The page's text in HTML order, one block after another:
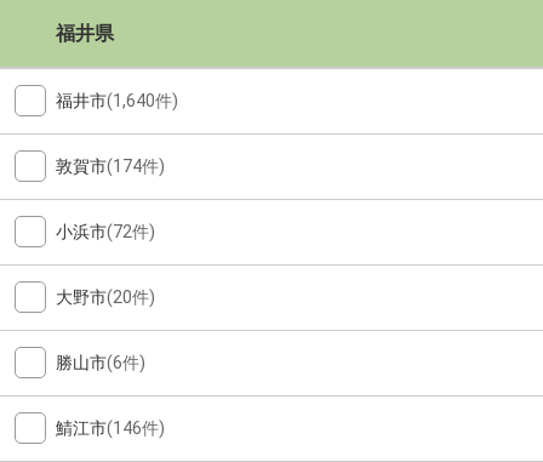
福井県
福井市(1,640件)
敦賀市(174件)
小浜市(72件)
大野市(20件)
勝山市(6件)
鯖江市(146件)